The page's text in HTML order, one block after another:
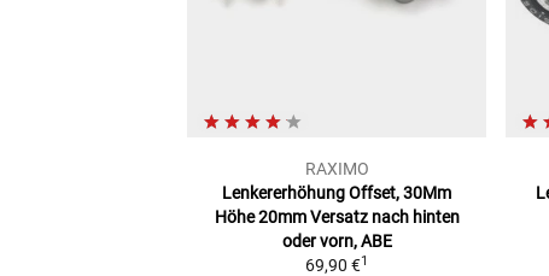
RAXIMO
Lenkererhöhung Offset, 30Mm
Höhe 20mm Versatz nach hinten
oder vorn, ABE
69,90 €1